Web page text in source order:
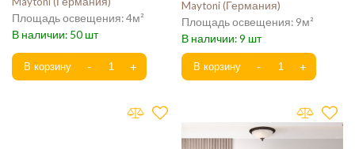
4
50
Maytoni Германия
9
9